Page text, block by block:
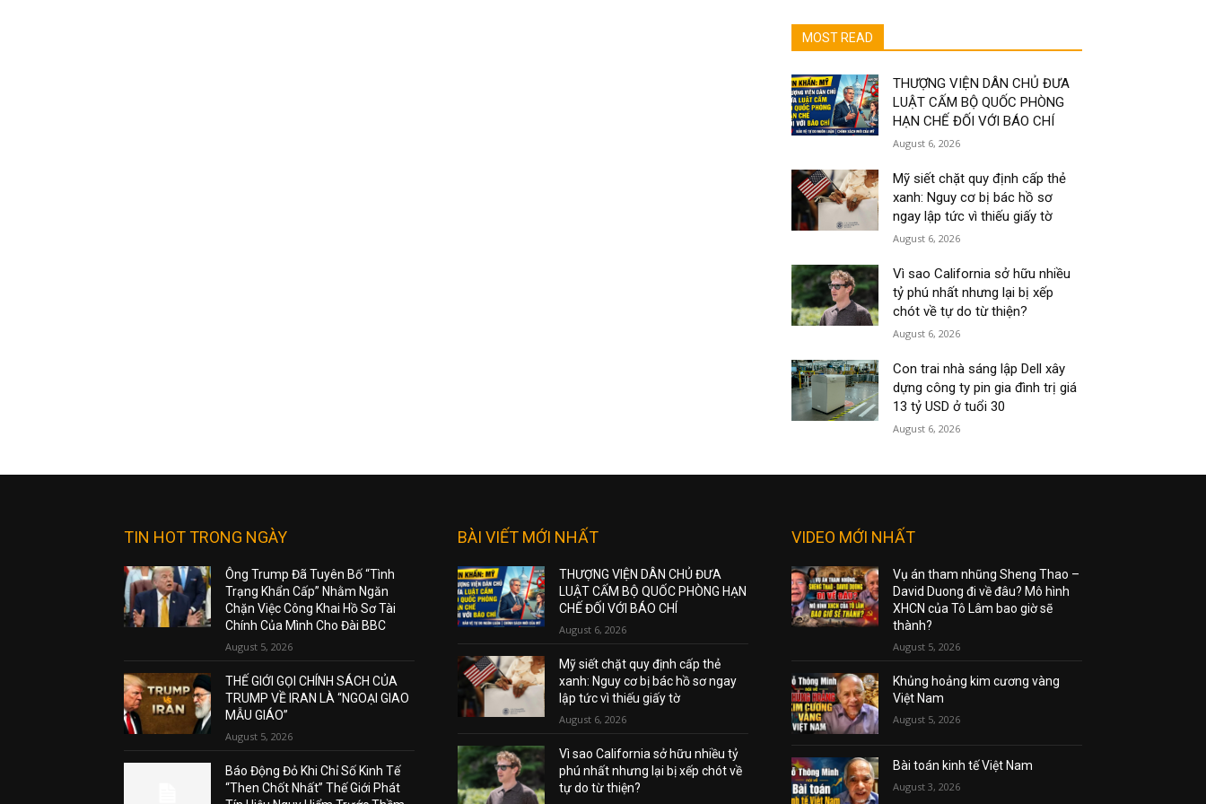
MOST READ
THƯỢNG VIỆN DÂN CHỦ ĐƯA
LUẬT CẤM BỘ QUỐC PHÒNG
HẠN CHẾ ĐỐI VỚI BÁO CHÍ
August 6, 2026
Mỹ siết chặt quy định cấp thẻ
xanh: Nguy cơ bị bác hồ sơ
ngay lập tức vì thiếu giấy tờ
August 6, 2026
Vì sao California sở hữu nhiều
tỷ phú nhất nhưng lại bị xếp
chót về tự do từ thiện?
August 6, 2026
Con trai nhà sáng lập Dell xây
dựng công ty pin gia đình trị giá
13 tỷ USD ở tuổi 30
August 6, 2026
TIN HOT TRONG NGÀY
Ông Trump Đã Tuyên Bố “Tình
Trạng Khẩn Cấp” Nhằm Ngăn
Chặn Việc Công Khai Hồ Sơ Tài
Chính Của Mình Cho Đài BBC
August 5, 2026
THẾ GIỚI GỌI CHÍNH SÁCH CỦA
TRUMP VỀ IRAN LÀ “NGOẠI GIAO
MẪU GIÁO”
August 5, 2026
Báo Động Đỏ Khi Chỉ Số Kinh Tế
“Then Chốt Nhất” Thế Giới Phát
BÀI VIẾT MỚI NHẤT
THƯỢNG VIỆN DÂN CHỦ ĐƯA
LUẬT CẤM BỘ QUỐC PHÒNG HẠN
CHẾ ĐỐI VỚI BÁO CHÍ
August 6, 2026
Mỹ siết chặt quy định cấp thẻ
xanh: Nguy cơ bị bác hồ sơ ngay
lập tức vì thiếu giấy tờ
August 6, 2026
Vì sao California sở hữu nhiều tỷ
phú nhất nhưng lại bị xếp chót về
tự do từ thiện?
VIDEO MỚI NHẤT
Vụ án tham nhũng Sheng Thao –
David Duong đi về đâu? Mô hình
XHCN của Tô Lâm bao giờ sẽ
thành?
August 5, 2026
Khủng hoảng kim cương vàng
Việt Nam
August 5, 2026
Bài toán kinh tế Việt Nam
August 3, 2026